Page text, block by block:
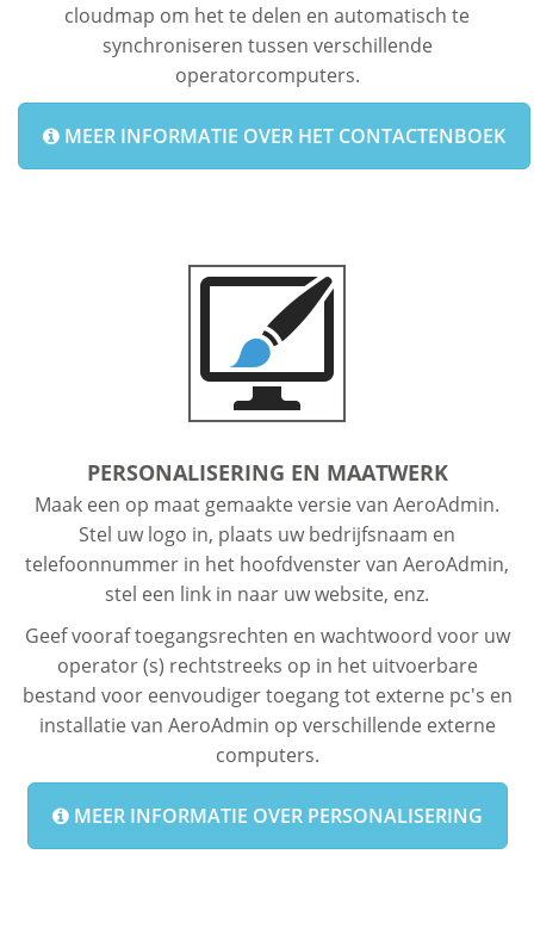
cloudmap om het te delen en automatisch te
synchroniseren tussen verschillende
operatorcomputers.
MEER INFORMATIE OVER HET CONTACTENBOEK
PERSONALISERING EN MAATWERK
Maak een op maat gemaakte versie van AeroAdmin.
Stel uw logo in, plaats uw bedrijfsnaam en
telefoonnummer in het hoofdvenster van AeroAdmin,
stel een link in naar uw website, enz.
Geef vooraf toegangsrechten en wachtwoord voor uw
operator (s) rechtstreeks op in het uitvoerbare
bestand voor eenvoudiger toegang tot externe pc's en
installatie van AeroAdmin op verschillende externe
computers.
MEER INFORMATIE OVER PERSONALISERING